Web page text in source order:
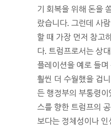
기 회복을 위해 돈을
랐습니다. 그런데 사
할 때 가장 먼저 참고
다. 트럼프로서는 상
플레이션을 예로 들
훨씬 더 수월했을 겁
든 행정부의 부통령이
스를 향한 트럼프의
보다는 정체성이나